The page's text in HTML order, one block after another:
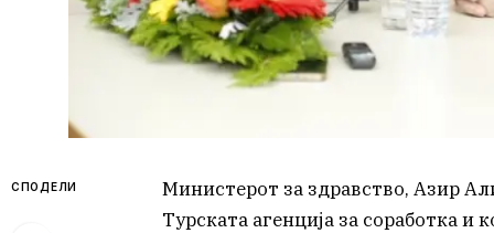
СПОДЕЛИ
Министерот за здравство, Азир
Турската агенција за соработка